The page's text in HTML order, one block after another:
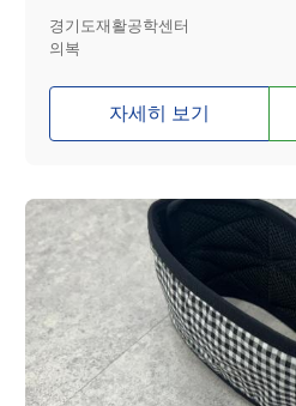
경기도재활공학센터
의복
자세히 보기